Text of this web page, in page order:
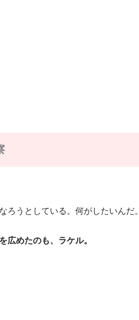
ろうとしている。何がしたいんだ。
広めたのも、ラケル。